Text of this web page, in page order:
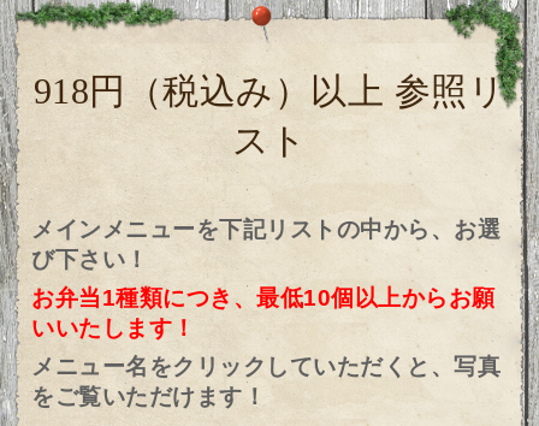
918円（税込み）以上 参照リ
スト
メインメニューを下記リストの中から、お選
び下さい！
お弁当1種類につき、最低10個以上からお願
いいたします！
メニュー名をクリックしていただくと、写真
をご覧いただけます！